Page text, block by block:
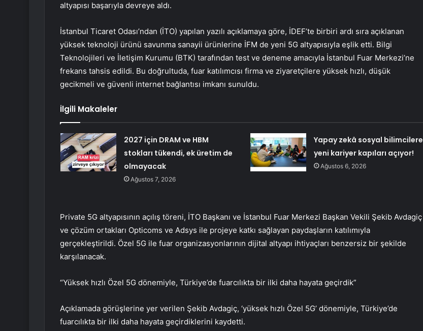
altyapısı başarıyla devreye aldı.
İstanbul Ticaret Odası’ndan (İTO) yapılan yazılı açıklamaya göre, İDEF’te birbiri ardı sıra açıklanan
yüksek teknoloji ürünü savunma sanayii ürünlerine İFM de yeni 5G altyapısıyla eşlik etti. Bilgi
Teknolojileri ve İletişim Kurumu (BTK) tarafından test ve deneme amacıyla İstanbul Fuar Merkezi’ne
frekans tahsis edildi. Bu doğrultuda, fuar katılımcısı firma ve ziyaretçilere yüksek hızlı, düşük
gecikmeli ve güvenli internet bağlantısı imkanı sunuldu.
İlgili Makaleler
2027 için DRAM ve HBM
stokları tükendi, ek üretim de
olmayacak
Ağustos 7, 2026
Yapay zekâ sosyal bilimcilere
yeni kariyer kapıları açıyor!
Ağustos 6, 2026
Private 5G altyapısının açılış töreni, İTO Başkanı ve İstanbul Fuar Merkezi Başkan Vekili Şekib Avdagiç
ve çözüm ortakları Opticoms ve Adsys ile projeye katkı sağlayan paydaşların katılımıyla
gerçekleştirildi. Özel 5G ile fuar organizasyonlarının dijital altyapı ihtiyaçları benzersiz bir şekilde
karşılanacak.
“Yüksek hızlı Özel 5G dönemiyle, Türkiye’de fuarcılıkta bir ilki daha hayata geçirdik”
Açıklamada görüşlerine yer verilen Şekib Avdagiç, ‘yüksek hızlı Özel 5G’ dönemiyle, Türkiye’de
fuarcılıkta bir ilki daha hayata geçirdiklerini kaydetti.